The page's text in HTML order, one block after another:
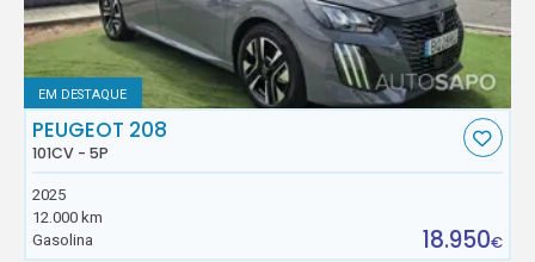
EM DESTAQUE
PEUGEOT 208
101CV - 5P
2025
12.000 km
Gasolina
18.950€